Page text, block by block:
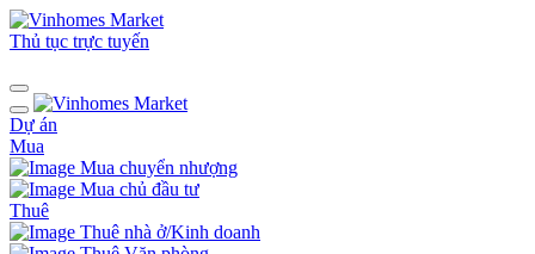
Thủ tục trực tuyến
Dự án
Mua
Mua chuyển nhượng
Mua chủ đầu tư
Thuê
Thuê nhà ở/Kinh doanh